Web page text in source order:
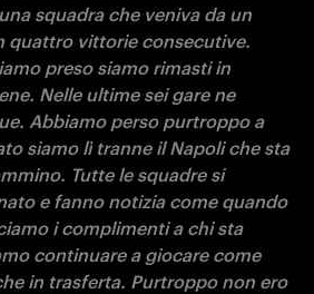
squadra che veniva da un
quattro vittorie consecutive.
preso siamo rimasti in
Nelle ultime sei gare ne
Abbiamo perso purtroppo a
siamo lì tranne il Napoli che sta
Tutte le squadre si
e fanno notizia come quando
i complimenti a chi sta
continuare a giocare come
in trasferta. Purtroppo non ero